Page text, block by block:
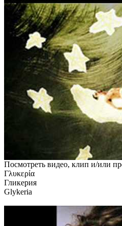
Посмотреть видео, клип и/или
Γλυκερία
Гликерия
Glykeria